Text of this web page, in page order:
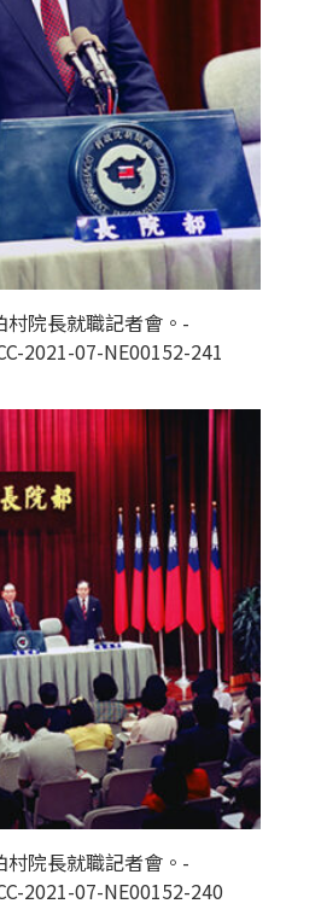
村院長就職記者會。-
2021-07-NE00152-241
村院長就職記者會。-
2021-07-NE00152-240